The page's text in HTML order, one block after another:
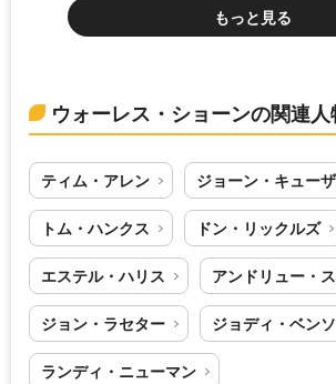
もっと見る
ウォーレス・ショーンの関連人
ティム・アレン ジョーン・キュー
トム・ハンクス ドン・リックルズ
エステル・ハリス アンドリュー・
ジョン・ラセター ジョディ・ベン
ランディ・ニューマン